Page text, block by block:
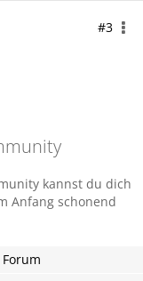
#3
kannst du dich
Anfang schonend